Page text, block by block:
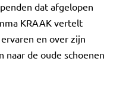
dat afgelopen
KRAAK vertelt
en over zijn
naar de oude schoenen